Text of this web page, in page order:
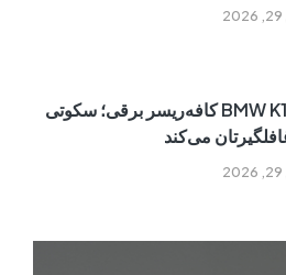
BMW K100 کافه‌ریسر برقی؛ سکوتی
می‌کند